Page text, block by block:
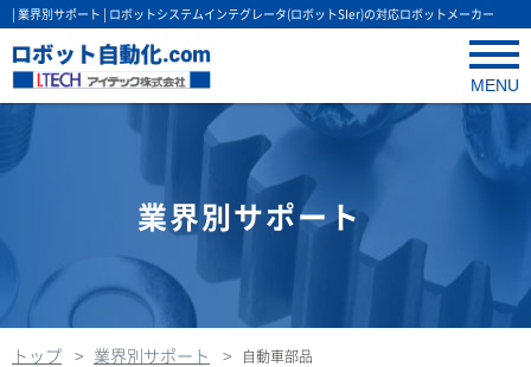
| 業界別サポート | ロボットシステムインテグレータ(ロボットSIer)の対応ロボットメーカー
業界別サポート
トップ 業界別サポート 自動車部品